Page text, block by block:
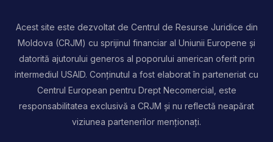
Acest site este dezvoltat de Centrul de Resurse Juridice din
Moldova (CRJM) cu sprijinul financiar al Uniunii Europene și
datorită ajutorului generos al poporului american oferit prin
intermediul USAID. Conținutul a fost elaborat în parteneriat cu
Centrul European pentru Drept Necomercial, este
responsabilitatea exclusivă a CRJM și nu reflectă neapărat
viziunea partenerilor menționați.